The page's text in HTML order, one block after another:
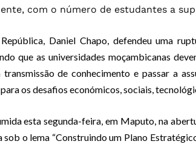
com o número de estudantes a
Daniel Chapo, defendeu uma
que as universidades moçambicanas
de conhecimento e passar a
os desafios económicos, sociais,
esta segunda-feira, em Maputo, na
sob o lema “Construindo um Plano